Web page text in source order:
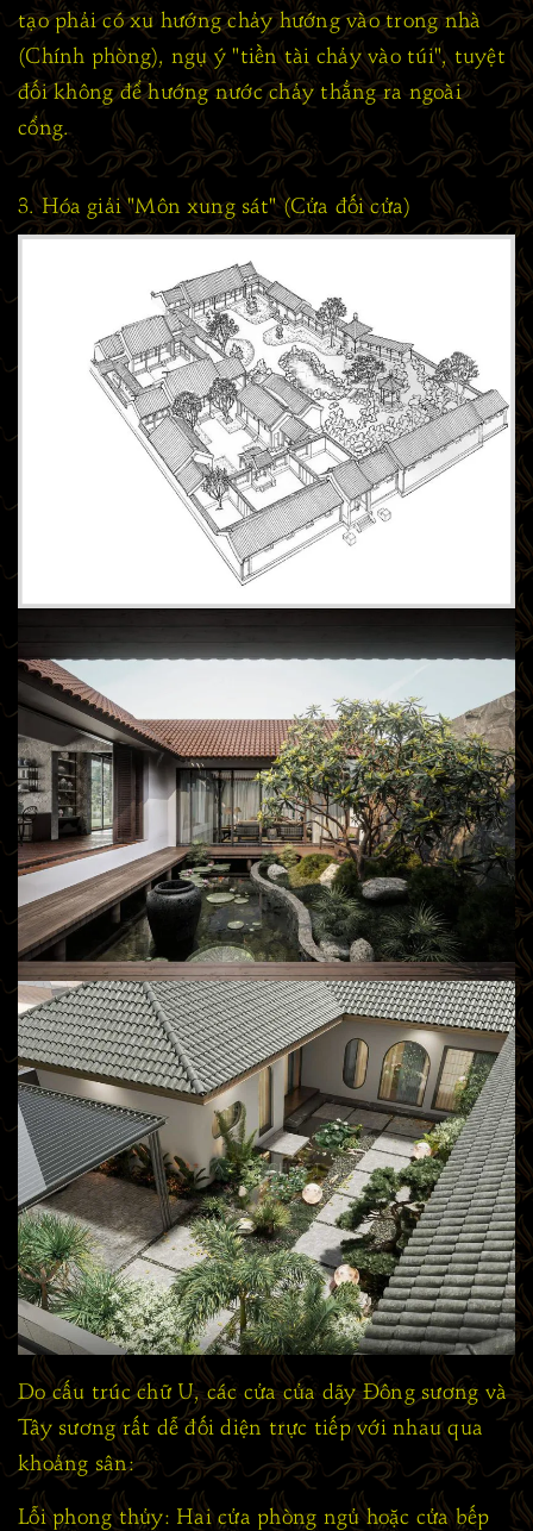
tạo phải có xu hướng chảy hướng vào trong nhà
(Chính phòng), ngụ ý "tiền tài chảy vào túi", tuyệt
đối không để hướng nước chảy thẳng ra ngoài
cổng.
3. Hóa giải "Môn xung sát" (Cửa đối cửa)
Do cấu trúc chữ U, các cửa của dãy Đông sương và
Tây sương rất dễ đối diện trực tiếp với nhau qua
khoảng sân:
Lỗi phong thủy: Hai cửa phòng ngủ hoặc cửa bếp